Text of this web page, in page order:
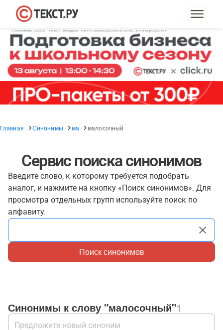
Главная Синонимы ма малосочный
Сервис поиска синонимов
Введите слово, к которому требуется подобрать
аналог, и нажмите на кнопку «Поиск синонимов». Для
просмотра отдельных групп используйте поиск по
алфавиту.
Поиск синонимов
Синонимы к слову "малосочный"1